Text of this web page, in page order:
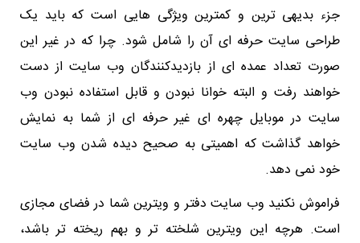
جزء بدیهی ترین و کمترین ویژگی هایی است که باید یک
طراحی سایت حرفه ای آن را شامل شود. چرا که در غیر این
صورت تعداد عمده ای از بازدیدکنندگان وب سایت از دست
خواهند رفت و البته خوانا نبودن و قابل استفاده نبودن وب
سایت در موبایل چهره ای غیر حرفه ای از شما به نمایش
خواهد گذاشت که اهمیتی به صحیح دیده شدن وب سایت
خود نمی دهد.
فراموش نکنید وب سایت دفتر و ویترین شما در فضای مجازی
است. هرچه این ویترین شلخته تر و بهم ریخته تر باشد،